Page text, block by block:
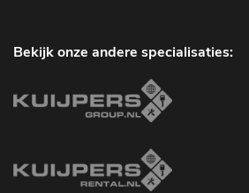
Bekijk onze andere specialisaties: